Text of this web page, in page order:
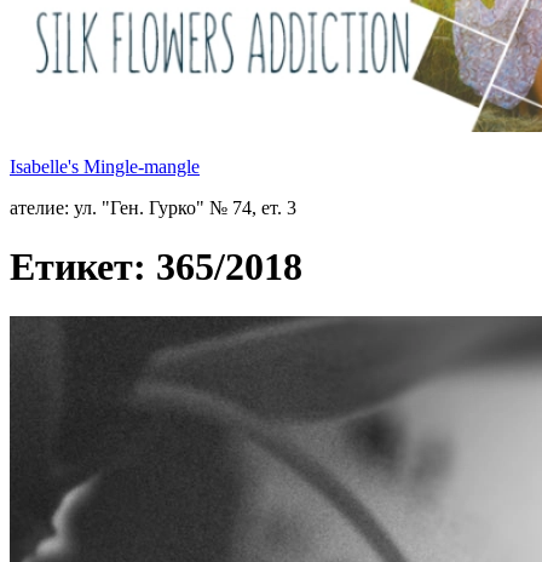
Isabelle's Mingle-mangle
ателие: ул. "Ген. Гурко" № 74, ет. 3
Етикет: 365/2018